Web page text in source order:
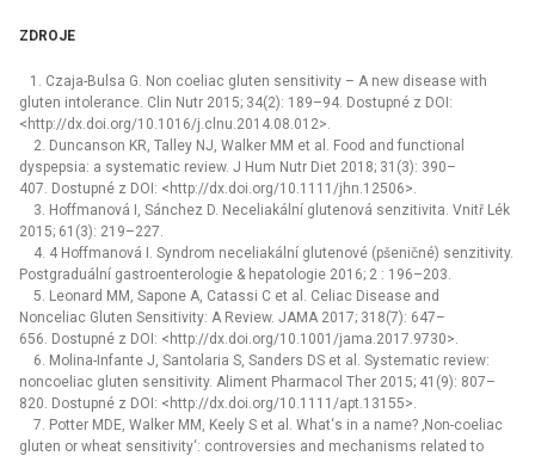
ZDROJE
1. Czaja-Bulsa G. Non coeliac gluten sensitivity –⁠ A new disease with
gluten intolerance. Clin Nutr 2015; 34(2): 189–94. Dostupné z DOI:
<http://dx.doi.org/10.1016/j.clnu.2014.08.012>.
2. Duncanson KR, Talley NJ, Walker MM et al. Food and functional
dyspepsia: a systematic review. J Hum Nutr Diet 2018; 31(3): 390–
407. Dostupné z DOI: <http://dx.doi.org/10.1111/jhn.12506>.
3. Hoffmanová I, Sánchez D. Neceliakální glutenová senzitivita. Vnitř Lék
2015; 61(3): 219–227.
4. 4 Hoffmanová I. Syndrom neceliakální glutenové (pšeničné) senzitivity.
Postgraduální gastroenterologie & hepatologie 2016; 2 : 196–203.
5. Leonard MM, Sapone A, Catassi C et al. Celiac Disease and
Nonceliac Gluten Sensitivity: A Review. JAMA 2017; 318(7): 647–
656. Dostupné z DOI: <http://dx.doi.org/10.1001/jama.2017.9730>.
6. Molina-Infante J, Santolaria S, Sanders DS et al. Systematic review:
noncoeliac gluten sensitivity. Aliment Pharmacol Ther 2015; 41(9): 807–
820. Dostupné z DOI: <http://dx.doi.org/10.1111/apt.13155>.
7. Potter MDE, Walker MM, Keely S et al. What‘s in a name? ‚Non-coeliac
gluten or wheat sensitivity‘: controversies and mechanisms related to